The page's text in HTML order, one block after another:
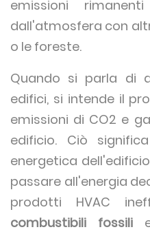
emissioni
dall'atmosfera con
o le foreste.
Quando si parla di
edifici, si intende il
emissioni di CO2 e
edificio. Ciò
energetica
passare all'energia
prodotti HVAC
combustibili fossili